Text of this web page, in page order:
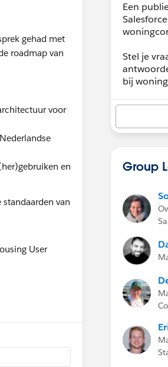
gehad met
roadmap van
voor
en
van
Een
Stel je
bij
Group